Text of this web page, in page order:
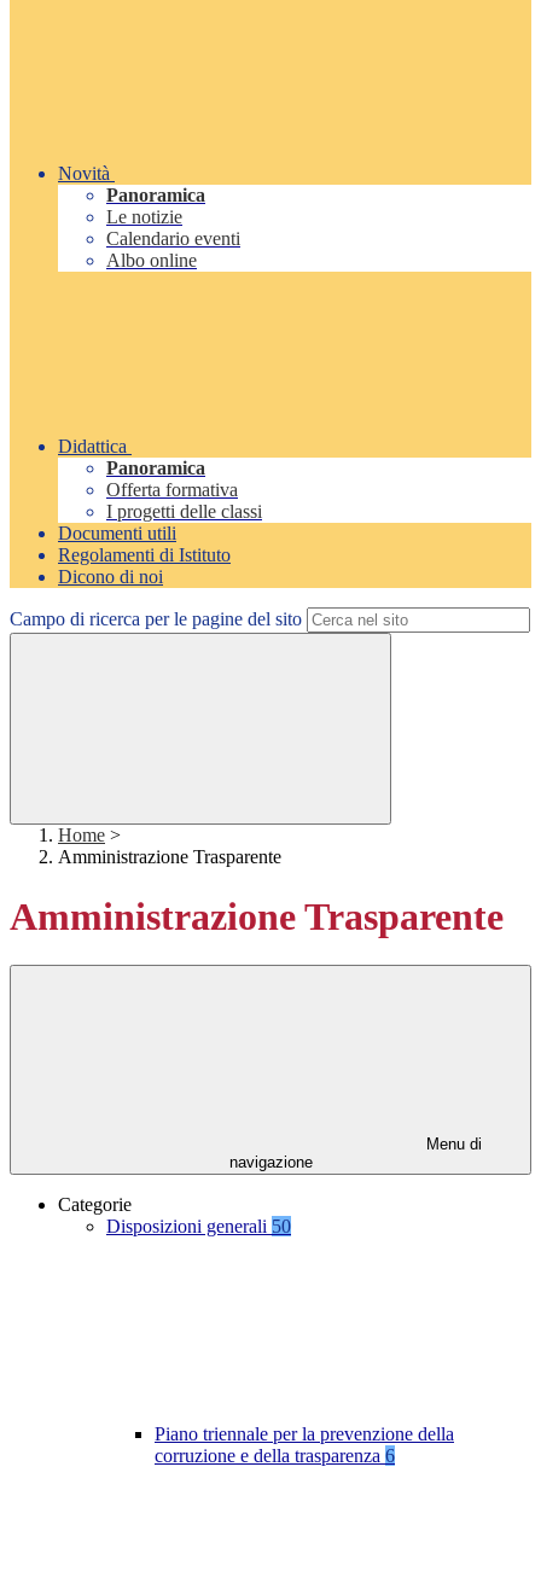
Novità
Panoramica
Le notizie
Calendario eventi
Albo online
Didattica
Panoramica
Offerta formativa
I progetti delle classi
Documenti utili
Regolamenti di Istituto
Dicono di noi
Campo di ricerca per le pagine del sito
Home >
Amministrazione Trasparente
Amministrazione Trasparente
Menu di
navigazione
Categorie
Disposizioni generali 50
Piano triennale per la prevenzione della
corruzione e della trasparenza 6